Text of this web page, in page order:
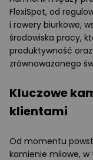
FlexiSpot, od
i rowery biurkowe,
środowiska pracy,
produktywność
zrównoważonego
Kluczowe
klientami
Od momentu
kamienie milowe,